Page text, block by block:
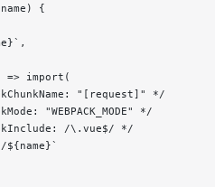
{
=> import(
"[request]" */
"WEBPACK_MODE" */
/\.vue$/ */
${name}`